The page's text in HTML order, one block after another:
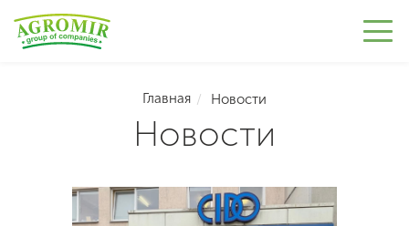
Главная Новости
Новости